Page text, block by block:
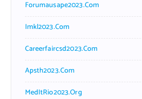
Forumausape2023.com
Imkl2023.com
Careerfaircsd2023.com
Apsth2023.com
MedItRio2023.org